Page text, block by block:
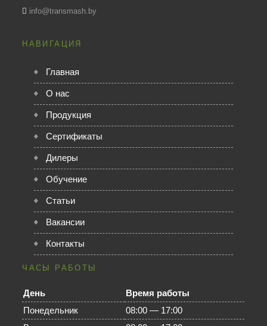
info@transmash.by
НАВИГАЦИЯ
Главная
О нас
Продукция
Сертификаты
Дилеры
Обучение
Статьи
Вакансии
Контакты
ЧАСЫ РАБОТЫ
День
Время работы
Понедельник
08:00 — 17:00